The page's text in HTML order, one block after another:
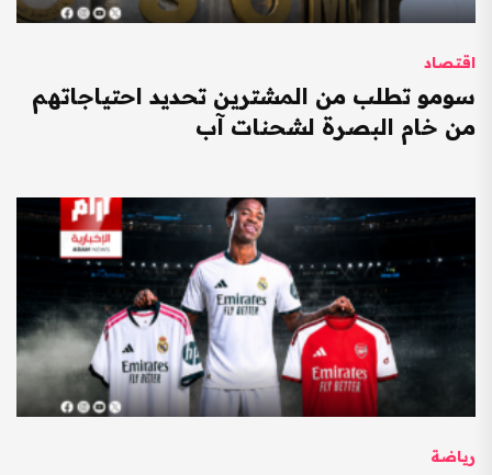
اقتصاد
سومو تطلب من المشترين تحديد احتياجاتهم
من خام البصرة لشحنات آب
رياضة